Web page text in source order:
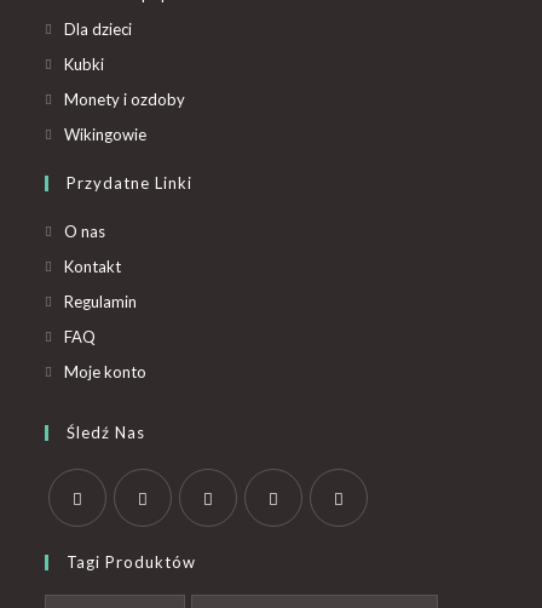
Dla dzieci
Kubki
Monety i ozdoby
Wikingowie
Przydatne Linki
O nas
Kontakt
Regulamin
FAQ
Moje konto
Śledź Nas
Tagi Produktów